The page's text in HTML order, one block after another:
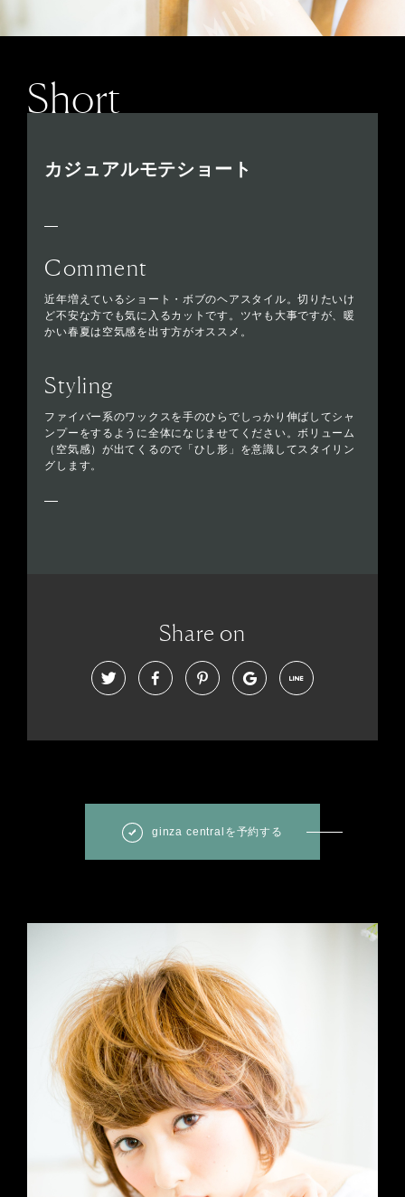
Short
カジュアルモテショート
Comment
近年増えているショート・ボブのヘアスタイル。切りたいけ
ど不安な方でも気に入るカットです。ツヤも大事ですが、暖
かい春夏は空気感を出す方がオススメ。
Styling
ファイバー系のワックスを手のひらでしっかり伸ばしてシャ
ンプーをするように全体になじませてください。ボリューム
（空気感）が出てくるので「ひし形」を意識してスタイリン
グします。
Share on
ginza centralを予約する